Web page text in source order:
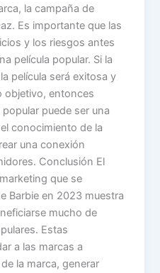
la campaña de
Es importante que las
y los riesgos antes
película popular. Si la
película será exitosa y
objetivo, entonces
puede ser una
conocimiento de la
una conexión
Conclusión El
que se
Barbie en 2023 muestra
mucho de
Estas
a las marcas a
la marca, generar